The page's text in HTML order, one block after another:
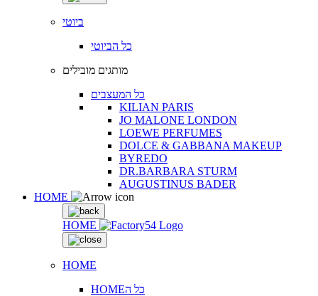
ביוטי
כל הביוטי
מותגים מובילים
כל המעצבים
KILIAN PARIS
JO MALONE LONDON
LOEWE PERFUMES
DOLCE & GABBANA MAKEUP
BYREDO
DR.BARBARA STURM
AUGUSTINUS BADER
HOME
HOME
HOME
HOMEכל ה